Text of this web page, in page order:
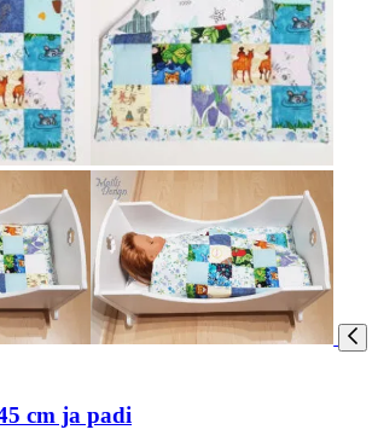
cm ja padi